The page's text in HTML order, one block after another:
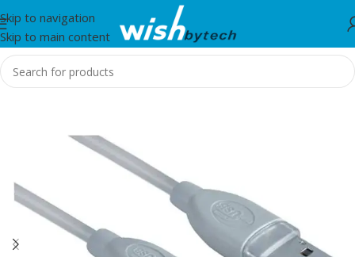
Skip to navigation
Skip to main content
Home/IT